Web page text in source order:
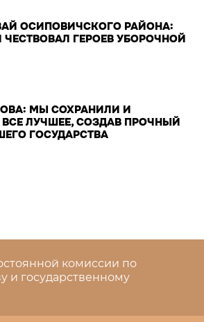
ОСИПОВИЧСКОГО РАЙОНА:
ГЕРОЕВ УБОРОЧНОЙ
МЫ СОХРАНИЛИ И
ЛУЧШЕЕ, СОЗДАВ ПРОЧНЫЙ
ГОСУДАРСТВА
комиссии по
и государственному